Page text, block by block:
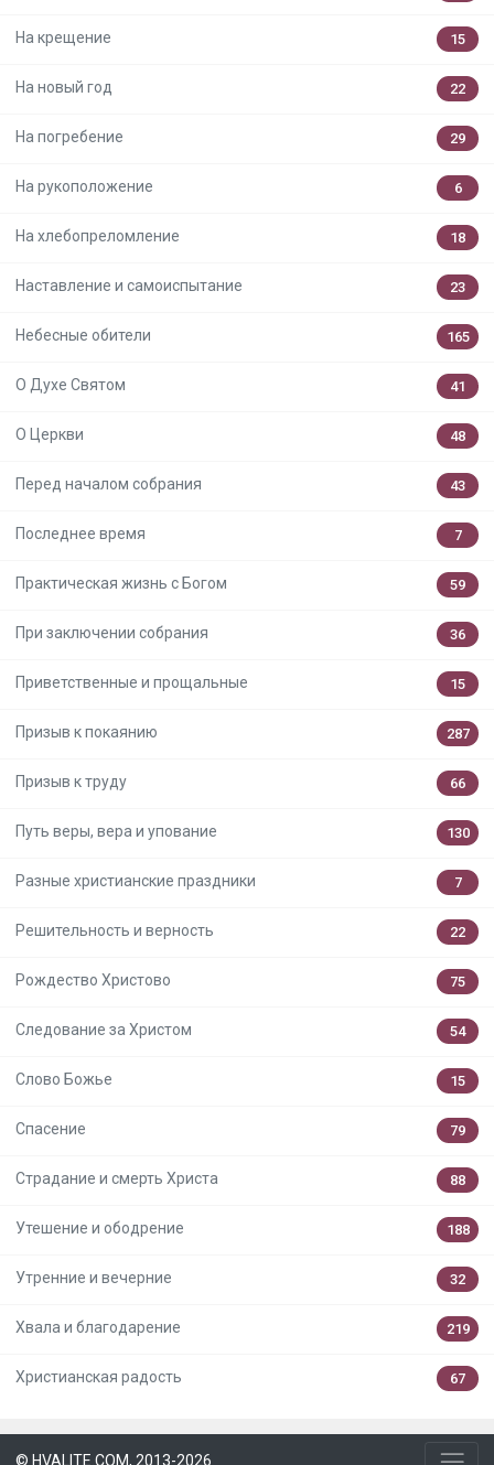
На крещение 15
На новый год 22
На погребение 29
На рукоположение 6
На хлебопреломление 18
Наставление и самоиспытание 23
Небесные обители 165
О Духе Святом 41
О Церкви 48
Перед началом собрания 43
Последнее время 7
Практическая жизнь с Богом 59
При заключении собрания 36
Приветственные и прощальные 15
Призыв к покаянию 287
Призыв к труду 66
Путь веры, вера и упование 130
Разные христианские праздники 7
Решительность и верность 22
Рождество Христово 75
Следование за Христом 54
Слово Божье 15
Спасение 79
Страдание и смерть Христа 88
Утешение и ободрение 188
Утренние и вечерние 32
Хвала и благодарение 219
Христианская радость 67
© HVALITE.COM, 2013-2026